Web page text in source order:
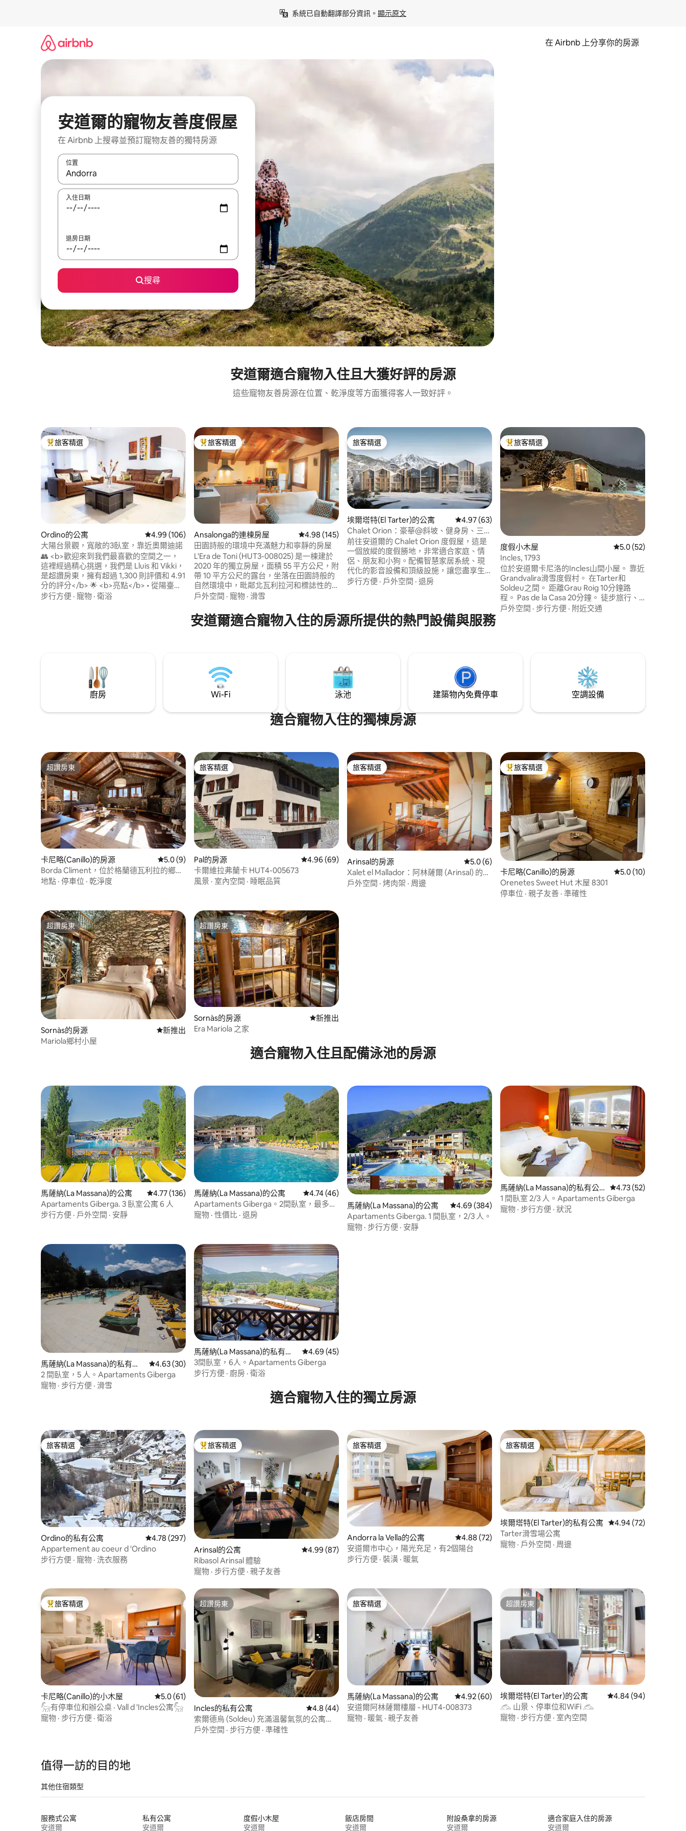
系統已自動翻譯部分資訊。 顯示原文
在 Airbnb 上分享你的房源
安道爾的寵物友善度假屋
在 Airbnb 上搜尋並預訂寵物友善的獨特房源
位置
如有搜尋結果，瀏覽內容時請使用上下箭頭，或輕點、滑動裝置。
入住日期
退房日期
搜尋
安道爾適合寵物入住且大獲好評的房源
這些寵物友善房源在位置、乾淨度等方面獲得客人一致好評。
旅客精選榜首
旅客精選
Ordino的公寓 從 106 則評價中獲得 4.99 的平均評分（滿分 5 分）
4.99 (106)
大陽台景觀，寬敞的3臥室，靠近奧爾迪諾
👥 <b>歡迎來到我們最喜歡的空間之一，
這裡經過精心挑選，我們是 Lluis 和 Vikki，
是超讚房東，擁有超過 1,300 則評價和 4.91
分的評分</b> 🌟 <b>亮點</b> • 從陽臺欣
賞全景景觀 • 免費停車位 + 私人車庫 •設備
步行方便 · 寵物 · 衛浴
旅客精選榜首
旅客精選
Ansalonga的連棟房屋 從 145 則評價中獲得 4.98 的平均評分（滿分 5 分）
4.98 (145)
田園詩般的環境中充滿魅力和寧靜的房屋
L'Era de Toni (HUT3-008025) 是一棟建於
2020 年的獨立房屋，面積 55 平方公尺，附
帶 10 平方公尺的露台，坐落在田園詩般的
自然環境中，毗鄰北瓦利拉河和標誌性的
鐵路，讓您的住宿體驗更加完美，讓您放
行車、徒步旅行、打高爾夫球，尤其是滑
雪，距離阿爾卡利斯湖僅15分鐘，距離帕爾
戶外空間 · 寵物 · 滑雪
旅客精選
旅客精選
埃爾塔特(El Tarter)的公寓 從 63 則評價中獲得 4.97 的平均評分（滿分 5 分）
4.97 (63)
Chalet Orion：豪華@斜坡、健身房、三溫
暖、泳池
前往安道爾的 Chalet Orion 度假屋，這是
一個放縱的度假勝地，非常適合家庭、情
侶、朋友和小狗。配備智慧家居系統、現
代化的影音設備和頂級設施，讓您盡享生
態奢華：泳池、水療中心、健身房和令人
幾步之遙，靠近時尚俱樂部和免稅購物。
包括3個地下停車位和滑雪儲物櫃，讓您住
步行方便 · 戶外空間 · 退房
旅客精選榜首
旅客精選
度假小木屋 從 52 則評價中獲得
5.0 (52)
Incles, 1793
位於安道爾卡尼洛的Incles山間小屋。 靠近
Grandvalira滑雪度假村。 在Tarter和
Soldeu之間。 距離Grau Roig 10分鐘路
程。 Pas de la Casa 20分鐘。 徒步旅行、
雪地追逐、滑雪、美食、Caldea 20分鐘路
戶外空間 · 步行方便 · 附近交通
安道爾適合寵物入住的房源所提供的熱門設備與服務
廚房 Wi-Fi 泳池 建築物內免費停車 空調設備
適合寵物入住的獨棟房源
超讚房東
超讚房東
卡尼略(Canillo)的房源 從 9 則評價中獲得 5.0 的平均評分（滿分 5 分）
5.0 (9)
Borda Climent，位於格蘭德瓦利拉的鄉村
豪華度假村
地點 · 停車位 · 乾淨度
旅客精選
旅客精選
Pal的房源 從 69 則評價中獲得 4.96 的平均評分（滿分 5 分）
4.96 (69)
卡爾維拉弗蘭卡 HUT4-005673
風景 · 室內空間 · 睡眠品質
旅客精選
旅客精選
Arinsal的房源 從 6 則評價中獲得 5.0 的平均評分（滿分 5 分）
5.0 (6)
Xalet el Mallador：阿林薩爾 (Arinsal) 的景
觀和露臺
戶外空間 · 烤肉架 · 周邊
旅客精選榜首
旅客精選
卡尼略(Canillo)的房源 從 10 則評價中獲得
5.0 (10)
Orenetes Sweet Hut 木屋 8301
停車位 · 親子友善 · 準確性
超讚房東
超讚房東
Sornàs的房源 新住處
新推出
Mariola鄉村小屋
超讚房東
超讚房東
Sornàs的房源 新住處
新推出
Era Mariola 之家
適合寵物入住且配備泳池的房源
馬薩納(La Massana)的公寓 從 136 則評價中獲得 4.77 的平均評分（滿分 5 分）
4.77 (136)
Apartaments Giberga. 3 臥室公寓 6 人
步行方便 · 戶外空間 · 安靜
馬薩納(La Massana)的公寓 從 46 則評價中獲得 4.74 的平均評分（滿分 5 分）
4.74 (46)
Apartaments Giberga。2間臥室，最多可
入住5人
寵物 · 性價比 · 退房
馬薩納(La Massana)的公寓 從 384 則評價中獲得 4.69 的平均評分（滿分 5 分）
4.69 (384)
Apartaments Giberga. 1 間臥室，2/3 人。
寵物 · 步行方便 · 安靜
馬薩納(La Massana)的私有公
寓
從 52 則評價中獲得
4.73 (52)
1 間臥室 2/3 人。Apartaments Giberga
寵物 · 步行方便 · 狀況
馬薩納(La Massana)的私有公
寓
從 30 則評價中獲得 4.63 的平均評分（滿分 5 分）
4.63 (30)
2 間臥室，5 人。Apartaments Giberga
寵物 · 步行方便 · 滑雪
馬薩納(La Massana)的私有公
寓
從 45 則評價中獲得 4.69 的平均評分（滿分 5 分）
4.69 (45)
3間臥室，6人。Apartaments Giberga
步行方便 · 廚房 · 衛浴
適合寵物入住的獨立房源
旅客精選
旅客精選
Ordino的私有公寓 從 297 則評價中獲得 4.78 的平均評分（滿分 5 分）
4.78 (297)
Appartement au coeur d 'Ordino
步行方便 · 寵物 · 洗衣服務
旅客精選榜首
旅客精選
Arinsal的公寓 從 87 則評價中獲得 4.99 的平均評分（滿分 5 分）
4.99 (87)
Ribasol Arinsal 體驗
寵物 · 步行方便 · 親子友善
旅客精選
旅客精選
Andorra la Vella的公寓 從 72 則評價中獲得 4.88 的平均評分（滿分 5 分）
4.88 (72)
安道爾市中心，陽光充足，有2個陽台
步行方便 · 裝潢 · 暖氣
旅客精選
旅客精選
埃爾塔特(El Tarter)的私有公寓 從 72 則評價中獲得
4.94 (72)
Tarter滑雪場公寓
寵物 · 戶外空間 · 周邊
旅客精選榜首
旅客精選
卡尼略(Canillo)的小木屋 從 61 則評價中獲得 5.0 的平均評分（滿分 5 分）
5.0 (61)
𓃵有停車位和辦公桌 · Vall d 'Incles公寓𓃵
寵物 · 步行方便 · 衛浴
超讚房東
超讚房東
Incles的私有公寓 從 44 則評價中獲得 4.8 的平均評分（滿分 5 分）
4.8 (44)
索爾德烏 (Soldeu) 充滿溫馨氣氛的公寓
——極致舒適
戶外空間 · 步行方便 · 準確性
旅客精選
旅客精選
馬薩納(La Massana)的公寓 從 60 則評價中獲得 4.92 的平均評分（滿分 5 分）
4.92 (60)
安道爾阿林薩爾樓層 - HUT4-008373
寵物 · 暖氣 · 親子友善
超讚房東
超讚房東
埃爾塔特(El Tarter)的公寓 從 94 則評價中獲得
4.84 (94)
𓃹 山景、停車位和WiFi 𓃹
寵物 · 步行方便 · 室內空間
值得一訪的目的地
其他住宿類型
服務式公寓
安道爾
私有公寓
安道爾
度假小木屋
安道爾
飯店房間
安道爾
附設桑拿的房源
安道爾
適合家庭入住的房源
安道爾